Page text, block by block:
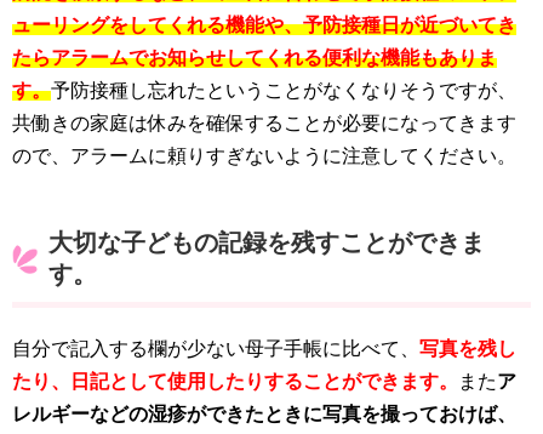
ューリングをしてくれる機能や、予防接種日が近づいてき
たらアラームでお知らせしてくれる便利な機能もありま
す。予防接種し忘れたということがなくなりそうですが、
共働きの家庭は休みを確保することが必要になってきます
ので、アラームに頼りすぎないように注意してください。
大切な子どもの記録を残すことができま
す。
自分で記入する欄が少ない母子手帳に比べて、 写真を残し
たり、日記として使用したりすることができます。
またア
レルギーなどの湿疹ができたときに写真を撮っておけば、